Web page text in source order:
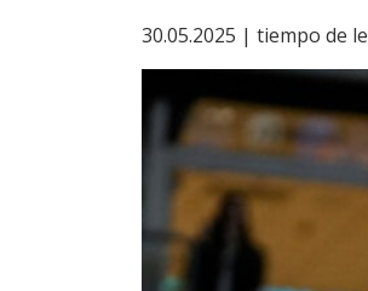
30.05.2025 | tiempo de